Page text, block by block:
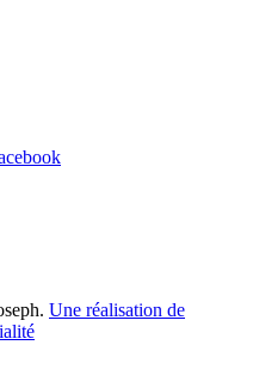
Une réalisation de